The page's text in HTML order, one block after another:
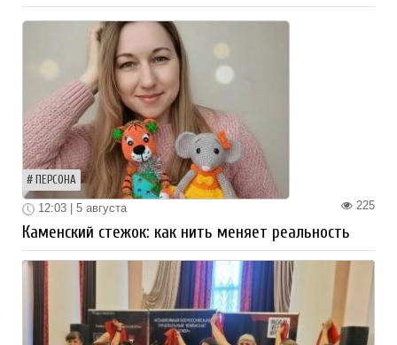
ПЕРСОНА
225
12:03 | 5 августа
Каменский стежок: как нить меняет реальность